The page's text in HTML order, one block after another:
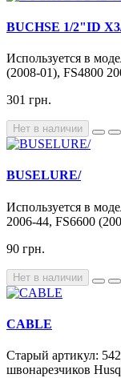
BUCHSE 1/2"ID
Используется в
(2008-01), FS4800
301 грн.
Нет в наличии
BUSELURE/
Используется в
2006-44, FS6600
90 грн.
Нет в наличии
CABLE
Старый артикул:
швонарезчиков